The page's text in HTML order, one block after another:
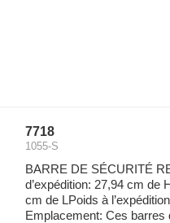
7718
1055-S
BARRE DE SÉCURITÉ
d’expédition: 27,94 cm de
cm de LPoids à
Emplacement: Ces barres